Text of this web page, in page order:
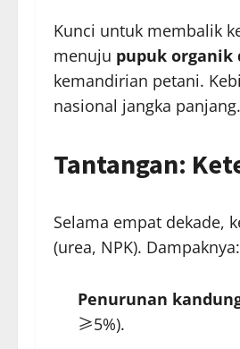
Kunci untuk membalik
menuju pupuk organik
kemandirian petani.
nasional jangka panjang.
Tantangan:
Selama empat dekade,
(urea, NPK). Dampaknya:
Penurunan
≥5%).